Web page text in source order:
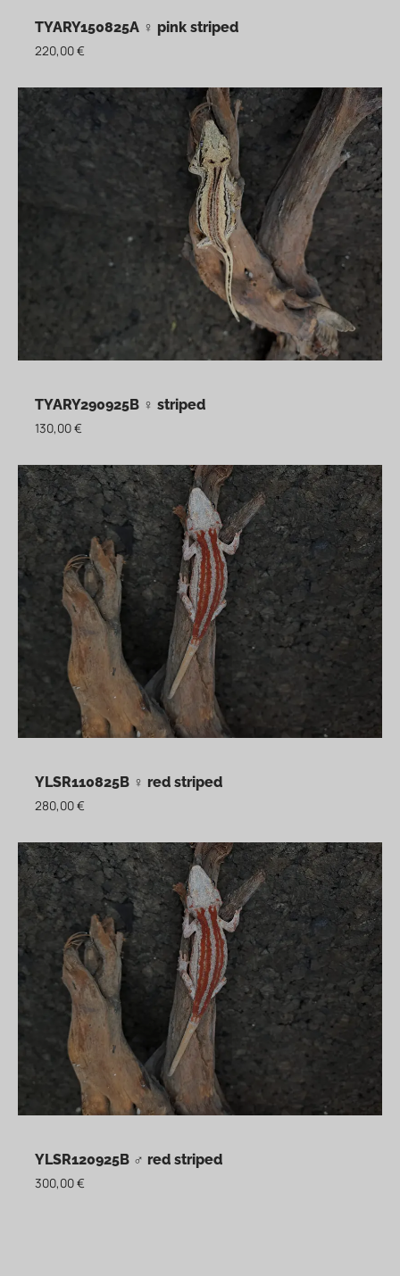
TYARY150825A ♀ pink striped
220,00€
TYARY290925B ♀ striped
130,00€
YLSR110825B ♀ red striped
280,00€
YLSR120925B ♂ red striped
300,00€